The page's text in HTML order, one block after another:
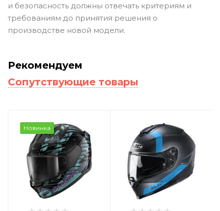
и безопасность должны отвечать критериям и
требованиям до принятия решения о
производстве новой модели.
Рекомендуем
Сопутствующие товары
Новинка